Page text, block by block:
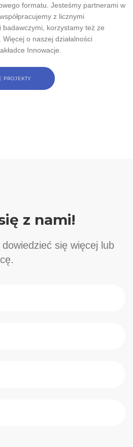
formatu. Jesteśmy partnerami w
z licznymi
korzystamy też ze
o naszej działalności
Innowacje.
PROJEKTY
z nami!
się więcej lub